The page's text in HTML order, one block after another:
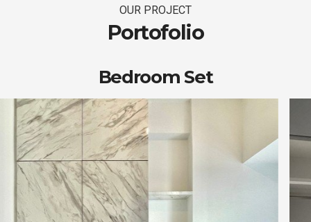
OUR PROJECT
Portofolio
Bedroom Set